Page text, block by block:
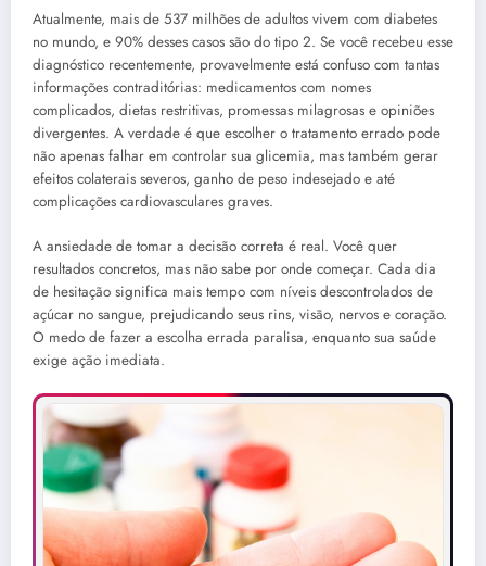
Atualmente, mais de 537 milhões de adultos vivem com diabetes
no mundo, e 90% desses casos são do tipo 2. Se você recebeu esse
diagnóstico recentemente, provavelmente está confuso com tantas
informações contraditórias: medicamentos com nomes
complicados, dietas restritivas, promessas milagrosas e opiniões
divergentes. A verdade é que escolher o tratamento errado pode
não apenas falhar em controlar sua glicemia, mas também gerar
efeitos colaterais severos, ganho de peso indesejado e até
complicações cardiovasculares graves.
A ansiedade de tomar a decisão correta é real. Você quer
resultados concretos, mas não sabe por onde começar. Cada dia
de hesitação significa mais tempo com níveis descontrolados de
açúcar no sangue, prejudicando seus rins, visão, nervos e coração.
O medo de fazer a escolha errada paralisa, enquanto sua saúde
exige ação imediata.